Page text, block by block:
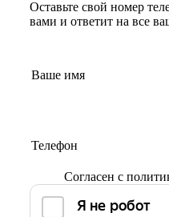
Оставьте свой номер
вами и ответит на все
Согласен с